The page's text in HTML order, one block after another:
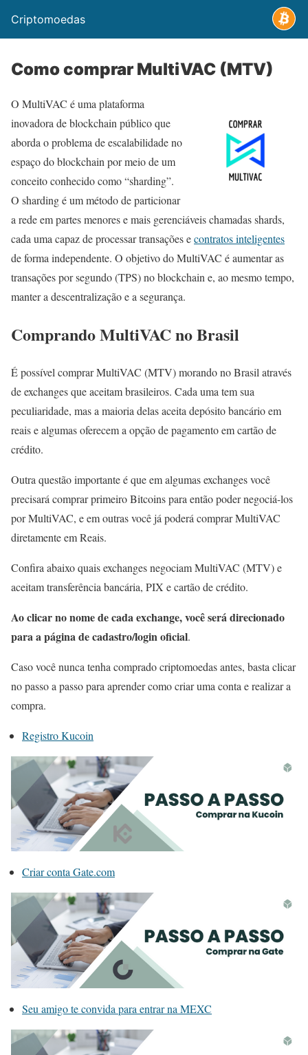
Criptomoedas
Como comprar MultiVAC (MTV)
O MultiVAC é uma plataforma
inovadora de blockchain público que
aborda o problema de escalabilidade no
espaço do blockchain por meio de um
conceito conhecido como “sharding”.
O sharding é um método de particionar
a rede em partes menores e mais gerenciáveis chamadas shards,
cada uma capaz de processar transações econtratos inteligentes
de forma independente. O objetivo do MultiVAC é aumentar as
transações por segundo (TPS) no blockchain e, ao mesmo tempo,
manter a descentralização e a segurança.
Comprando MultiVAC no Brasil
É possível comprar MultiVAC (MTV) morando no Brasil através
de exchanges que aceitam brasileiros. Cada uma tem sua
peculiaridade, mas a maioria delas aceita depósito bancário em
reais e algumas oferecem a opção de pagamento em cartão de
crédito.
Outra questão importante é que em algumas exchanges você
precisará comprar primeiro Bitcoins para então poder negociá-los
por MultiVAC, e em outras você já poderá comprar MultiVAC
diretamente em Reais.
Confira abaixo quais exchanges negociam MultiVAC (MTV) e
aceitam transferência bancária, PIX e cartão de crédito.
Ao clicar no nome de cada exchange, você será direcionado
para a página de cadastro/login oficial.
Caso você nunca tenha comprado criptomoedas antes, basta clicar
no passo a passo para aprender como criar uma conta e realizar a
compra.
Registro Kucoin
Criar conta Gate.com
Seu amigo te convida para entrar na MEXC